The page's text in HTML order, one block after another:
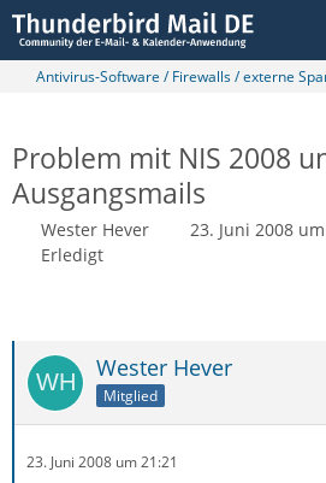
Antivirus-Software / Firewalls / externe
Problem mit NIS 2008
Ausgangsmails
Wester Hever 23. Juni 2008
Erledigt
Wester Hever
Mitglied
23. Juni 2008 um 21:21